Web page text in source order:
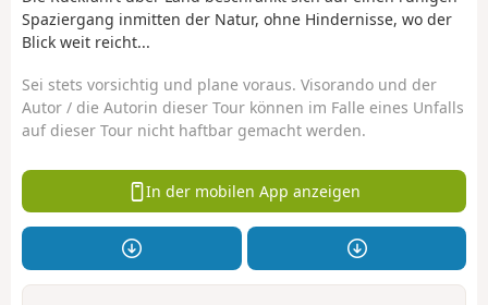
Spaziergang inmitten der Natur, ohne Hindernisse, wo der
Blick weit reicht...
Sei stets vorsichtig und plane voraus. Visorando und der
Autor / die Autorin dieser Tour können im Falle eines Unfalls
auf dieser Tour nicht haftbar gemacht werden.
In der mobilen App anzeigen